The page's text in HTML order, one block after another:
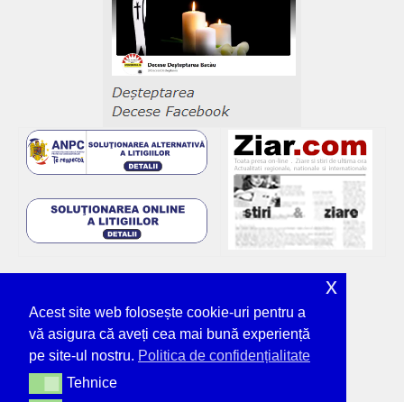
Acest site web folosește cookie-uri pentru a
vă asigura că aveți cea mai bună experiență
pe site-ul nostru. Politica de confidențialitate
TehniceTehnice
x